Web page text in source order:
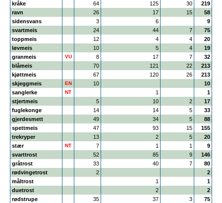
kråke
64 125 30
219
ravn
26 17 15
58
sidensvans
3 6
9
svartmeis
24 44 7
75
toppmeis
12 4 4
20
løvmeis
10 5 4
19
granmeis
VU 8 17 7
32
blåmeis
70 121 22
213
kjøttmeis
67 120 26
213
skjeggmeis
EN 10
10
sanglerke
NT 1
1
stjertmeis
5 10 2
17
fuglekonge
14 14 5
33
gjerdesmett
49 34 5
88
spettmeis
47 93 15
155
trekryper
13 2 5
20
stær
NT 7 1 1
9
svarttrost
52 85 9
146
gråtrost
33 40 7
80
rødvingetrost
2
2
måltrost
1
1
duetrost
2
2
rødstrupe
35 37 3
75